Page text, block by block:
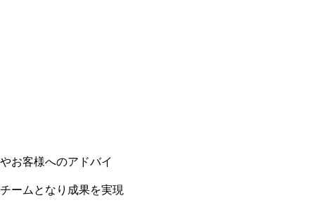
お客様へのアドバイ
ームとなり成果を実現